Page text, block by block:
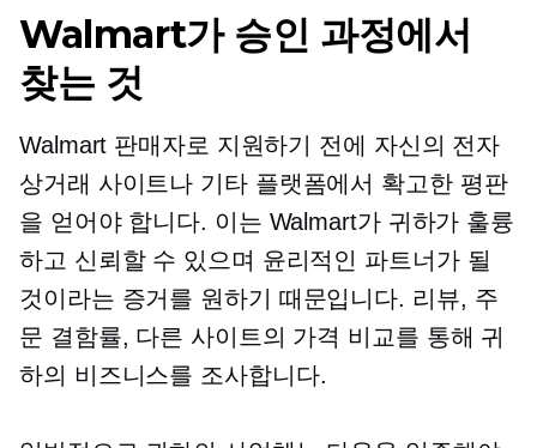
Walmart가 승인 과정에서
찾는 것
Walmart 판매자로 지원하기 전에 자신의 전자
상거래 사이트나 기타 플랫폼에서 확고한 평판
을 얻어야 합니다. 이는 Walmart가 귀하가 훌륭
하고 신뢰할 수 있으며 윤리적인 파트너가 될
것이라는 증거를 원하기 때문입니다. 리뷰, 주
문 결함률, 다른 사이트의 가격 비교를 통해 귀
하의 비즈니스를 조사합니다.